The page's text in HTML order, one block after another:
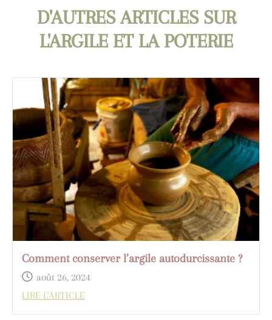
D'AUTRES ARTICLES SUR
L'ARGILE ET LA POTERIE
Comment conserver l’argile autodurcissante ?
août 26, 2024
LIRE L'ARTICLE